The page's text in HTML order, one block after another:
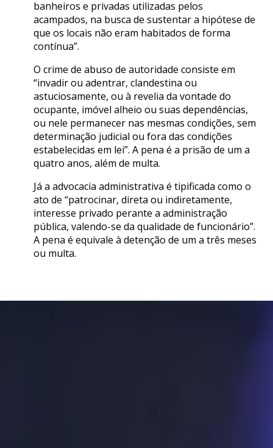
banheiros e privadas utilizadas pelos
acampados, na busca de sustentar a hipótese de
que os locais não eram habitados de forma
contínua”.
O crime de abuso de autoridade consiste em
“invadir ou adentrar, clandestina ou
astuciosamente, ou à revelia da vontade do
ocupante, imóvel alheio ou suas dependências,
ou nele permanecer nas mesmas condições, sem
determinação judicial ou fora das condições
estabelecidas em lei”. A pena é a prisão de um a
quatro anos, além de multa.
Já a advocacia administrativa é tipificada como o
ato de “patrocinar, direta ou indiretamente,
interesse privado perante a administração
pública, valendo-se da qualidade de funcionário”.
A pena é equivale à detenção de um a três meses
ou multa.